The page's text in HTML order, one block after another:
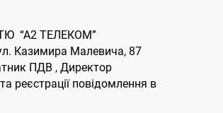
“А2 ТЕЛЕКОМ”
Казимира Малевича, 87
ПДВ , Директор
реєстрації повідомлення в